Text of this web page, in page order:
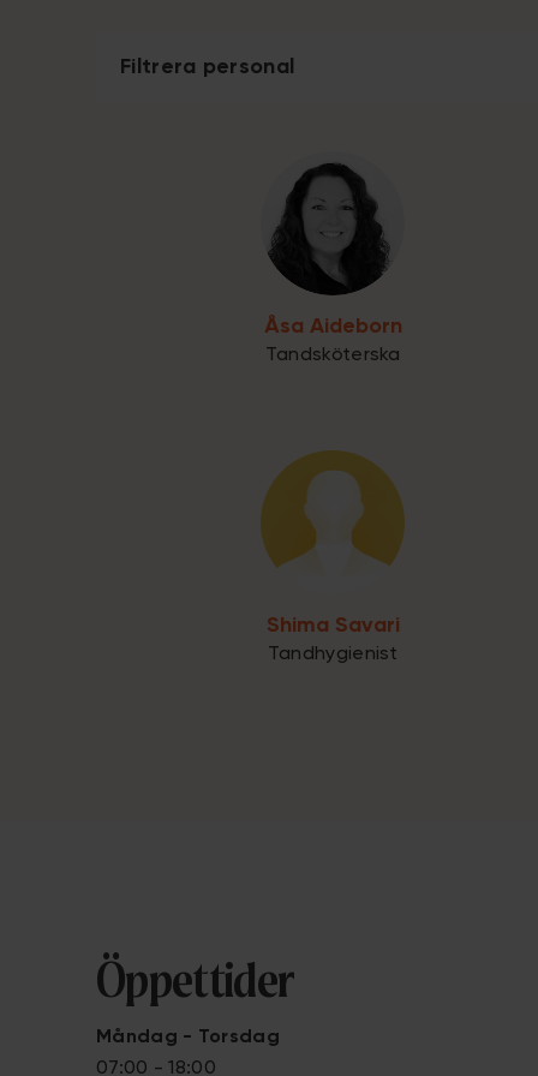
Filtrera personal
Åsa Aideborn
Tandsköterska
Shima Savari
Tandhygienist
Öppettider
Måndag - Torsdag
07:00 - 18:00